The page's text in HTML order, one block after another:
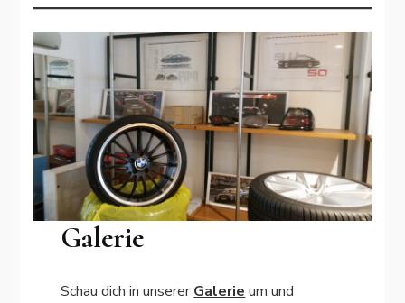
Galerie
Schau dich in unsererGalerie um und